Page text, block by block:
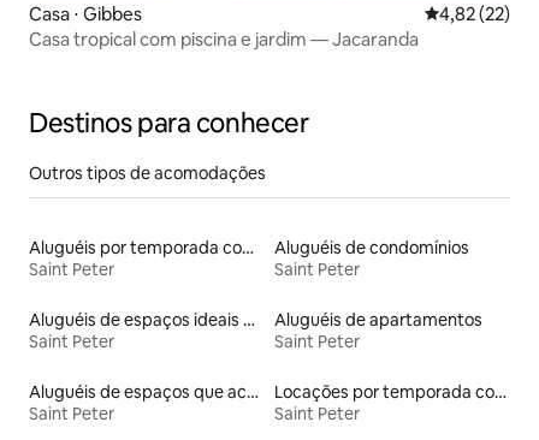
Casa ⋅ Gibbes 4,82 de uma
4,82 (22)
Casa tropical com piscina e jardim — Jacaranda
Destinos para conhecer
Outros tipos de acomodações
Aluguéis por temporada com acesso à praia
Saint Peter
Aluguéis de condomínios
Saint Peter
Aluguéis de espaços ideais para famílias
Saint Peter
Aluguéis de apartamentos
Saint Peter
Aluguéis de espaços que aceitam animais de estimação
Saint Peter
Locações por temporada com piscina
Saint Peter